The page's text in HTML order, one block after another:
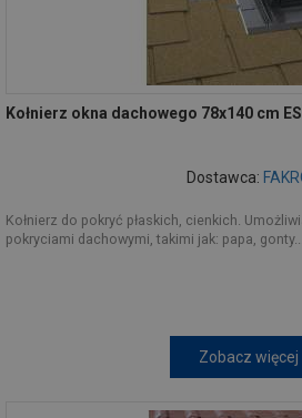
Kołnierz okna dachowego 78x140 cm
Dostawca:
Kołnierz do pokryć płaskich, cienkich.
pokryciami dachowymi, takimi jak: papa, gonty...
Zobacz więcej